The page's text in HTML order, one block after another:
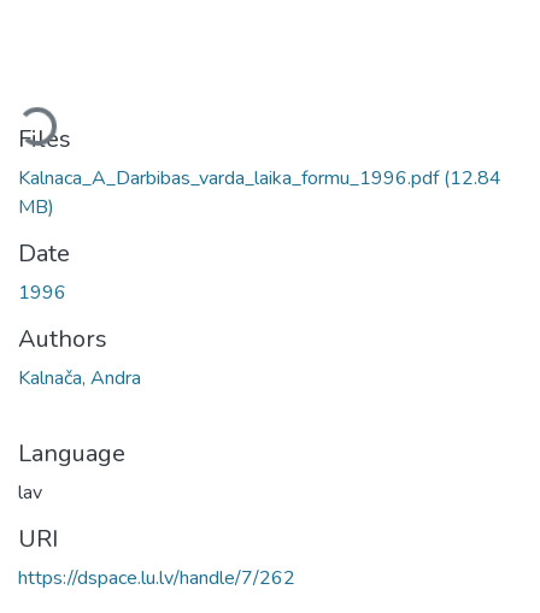
Files
Kalnaca_A_Darbibas_varda_laika_formu_1996.pdf(12.84
MB)
Date
1996
Authors
Kalnača, Andra
Language
lav
URI
https://dspace.lu.lv/handle/7/262